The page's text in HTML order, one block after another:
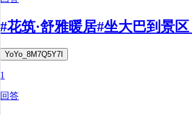
#花筑·舒雅暖居#坐大巴到景
YoYo_8M7Q5Y7I
1
回答